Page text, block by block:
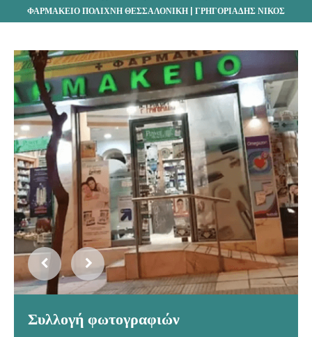
ΦΑΡΜΑΚΕΙΟ ΠΟΛΙΧΝΗ ΘΕΣΣΑΛΟΝΙΚΗ | ΓΡΗΓΟΡΙΑΔΗΣ ΝΙΚΟΣ
Συλλογή φωτογραφιών